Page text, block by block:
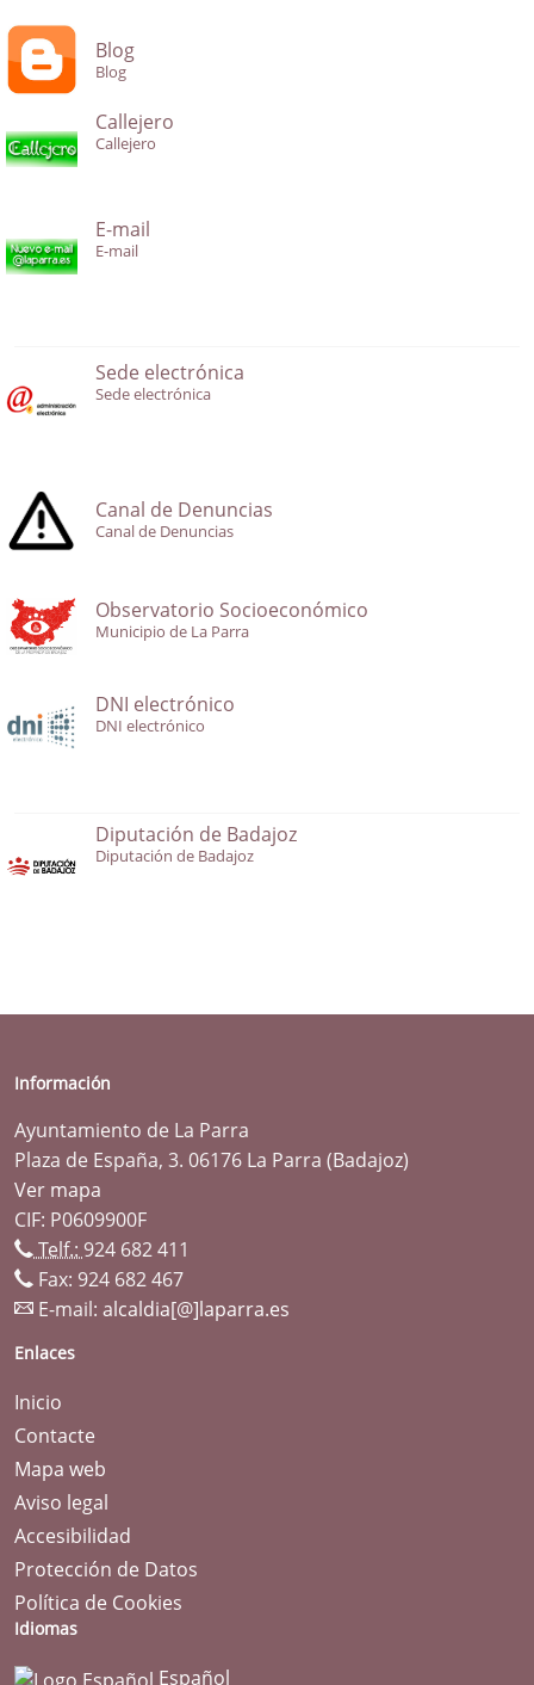
Blog
Blog
Callejero
Callejero
E-mail
E-mail
Sede electrónica
Sede electrónica
Canal de Denuncias
Canal de Denuncias
Observatorio Socioeconómico
Municipio de La Parra
DNI electrónico
DNI electrónico
Diputación de Badajoz
Diputación de Badajoz
Información
Ayuntamiento de La Parra
Plaza de España, 3. 06176 La Parra (Badajoz)
Ver mapa
CIF: P0609900F
Telf.: 924 682 411
Fax: 924 682 467
E-mail: alcaldia[@]laparra.es
Enlaces
Inicio
Contacte
Mapa web
Aviso legal
Accesibilidad
Protección de Datos
Política de Cookies
Idiomas
Español